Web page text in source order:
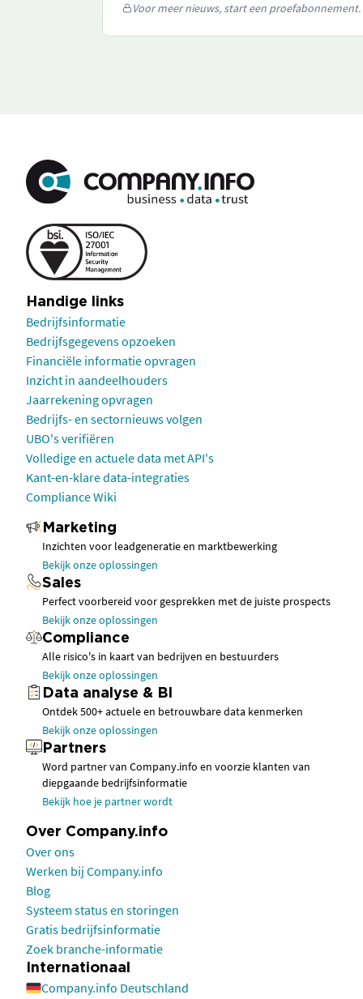
Voor meer nieuws, start een proefabonnement.
Handige links
Bedrijfsinformatie
Bedrijfsgegevens opzoeken
Financiële informatie opvragen
Inzicht in aandeelhouders
Jaarrekening opvragen
Bedrijfs- en sectornieuws volgen
UBO's verifiëren
Volledige en actuele data met API's
Kant-en-klare data-integraties
Compliance Wiki
Marketing
Inzichten voor leadgeneratie en marktbewerking
Bekijk onze oplossingen
Sales
Perfect voorbereid voor gesprekken met de juiste prospects
Bekijk onze oplossingen
Compliance
Alle risico's in kaart van bedrijven en bestuurders
Bekijk onze oplossingen
Data analyse & BI
Ontdek 500+ actuele en betrouwbare data kenmerken
Bekijk onze oplossingen
Partners
Word partner van Company.info en voorzie klanten van
diepgaande bedrijfsinformatie
Bekijk hoe je partner wordt
Over Company.info
Over ons
Werken bij Company.info
Blog
Systeem status en storingen
Gratis bedrijfsinformatie
Zoek branche-informatie
Internationaal
Company.info Deutschland